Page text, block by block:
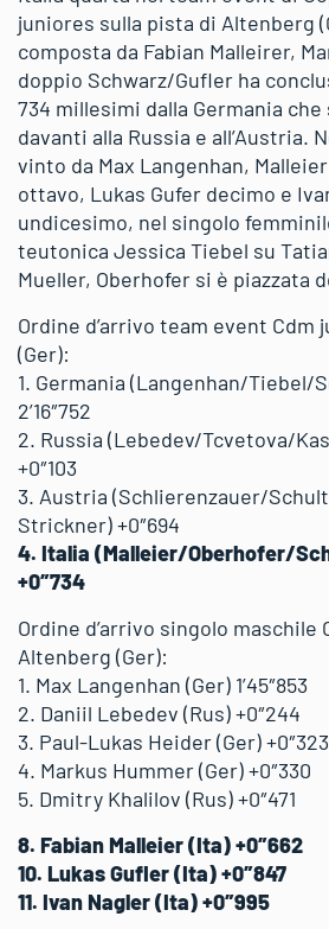
juniores sulla pista di Altenberg
composta da Fabian Malleirer,
doppio Schwarz/Gufler ha
734 millesimi dalla Germania
davanti alla Russia e all’Austria.
vinto da Max Langenhan,
ottavo, Lukas Gufer decimo e
undicesimo, nel singolo
teutonica Jessica Tiebel su
Mueller, Oberhofer si è piazzata
Ordine d’arrivo team event Cdm
(Ger):
1. Germania (Langenhan/Tiebel/
2’16″752
2. Russia (Lebedev/Tcvetova/
+0″103
3. Austria (Schlierenzauer/
Strickner) +0″694
4. Italia (Malleier/Oberhofer/
+0″734
Ordine d’arrivo singolo maschile
Altenberg (Ger):
1. Max Langenhan (Ger) 1’45″853
2. Daniil Lebedev (Rus) +0″244
3. Paul-Lukas Heider (Ger) +0″323
4. Markus Hummer (Ger) +0″330
5. Dmitry Khalilov (Rus) +0″471
8. Fabian Malleier (Ita) +0″662
10. Lukas Gufler (Ita) +0″847
11. Ivan Nagler (Ita) +0″995